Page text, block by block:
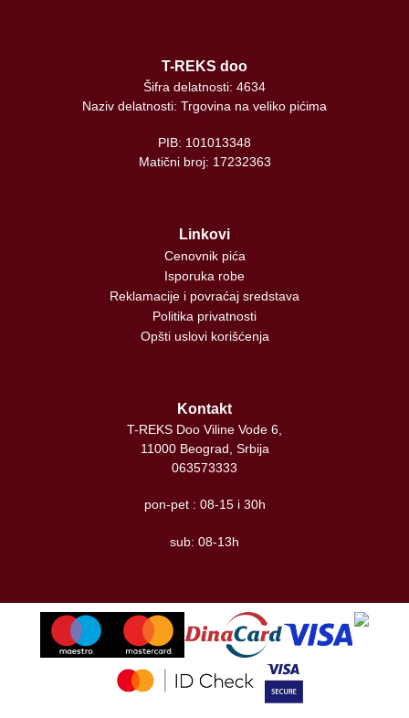
T-REKS doo
Šifra delatnosti: 4634
Naziv delatnosti: Trgovina na veliko pićima
PIB: 101013348
Matični broj: 17232363
Linkovi
Cenovnik pića
Isporuka robe
Reklamacije i povraćaj sredstava
Politika privatnosti
Opšti uslovi korišćenja
Kontakt
T-REKS Doo Viline Vode 6,
11000 Beograd, Srbija
063573333
pon-pet : 08-15 i 30h
sub: 08-13h